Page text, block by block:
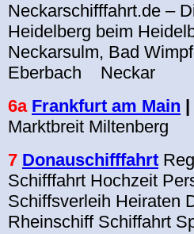
Neckarschifffahrt.de –
Heidelberg beim
Neckarsulm, Bad
Eberbach Neckar
6a Frankfurt am Main |
Marktbreit Miltenberg
7 Donauschifffahrt
Schifffahrt Hochzeit
Schiffsverleih Heiraten
Rheinschiff Schiffahrt